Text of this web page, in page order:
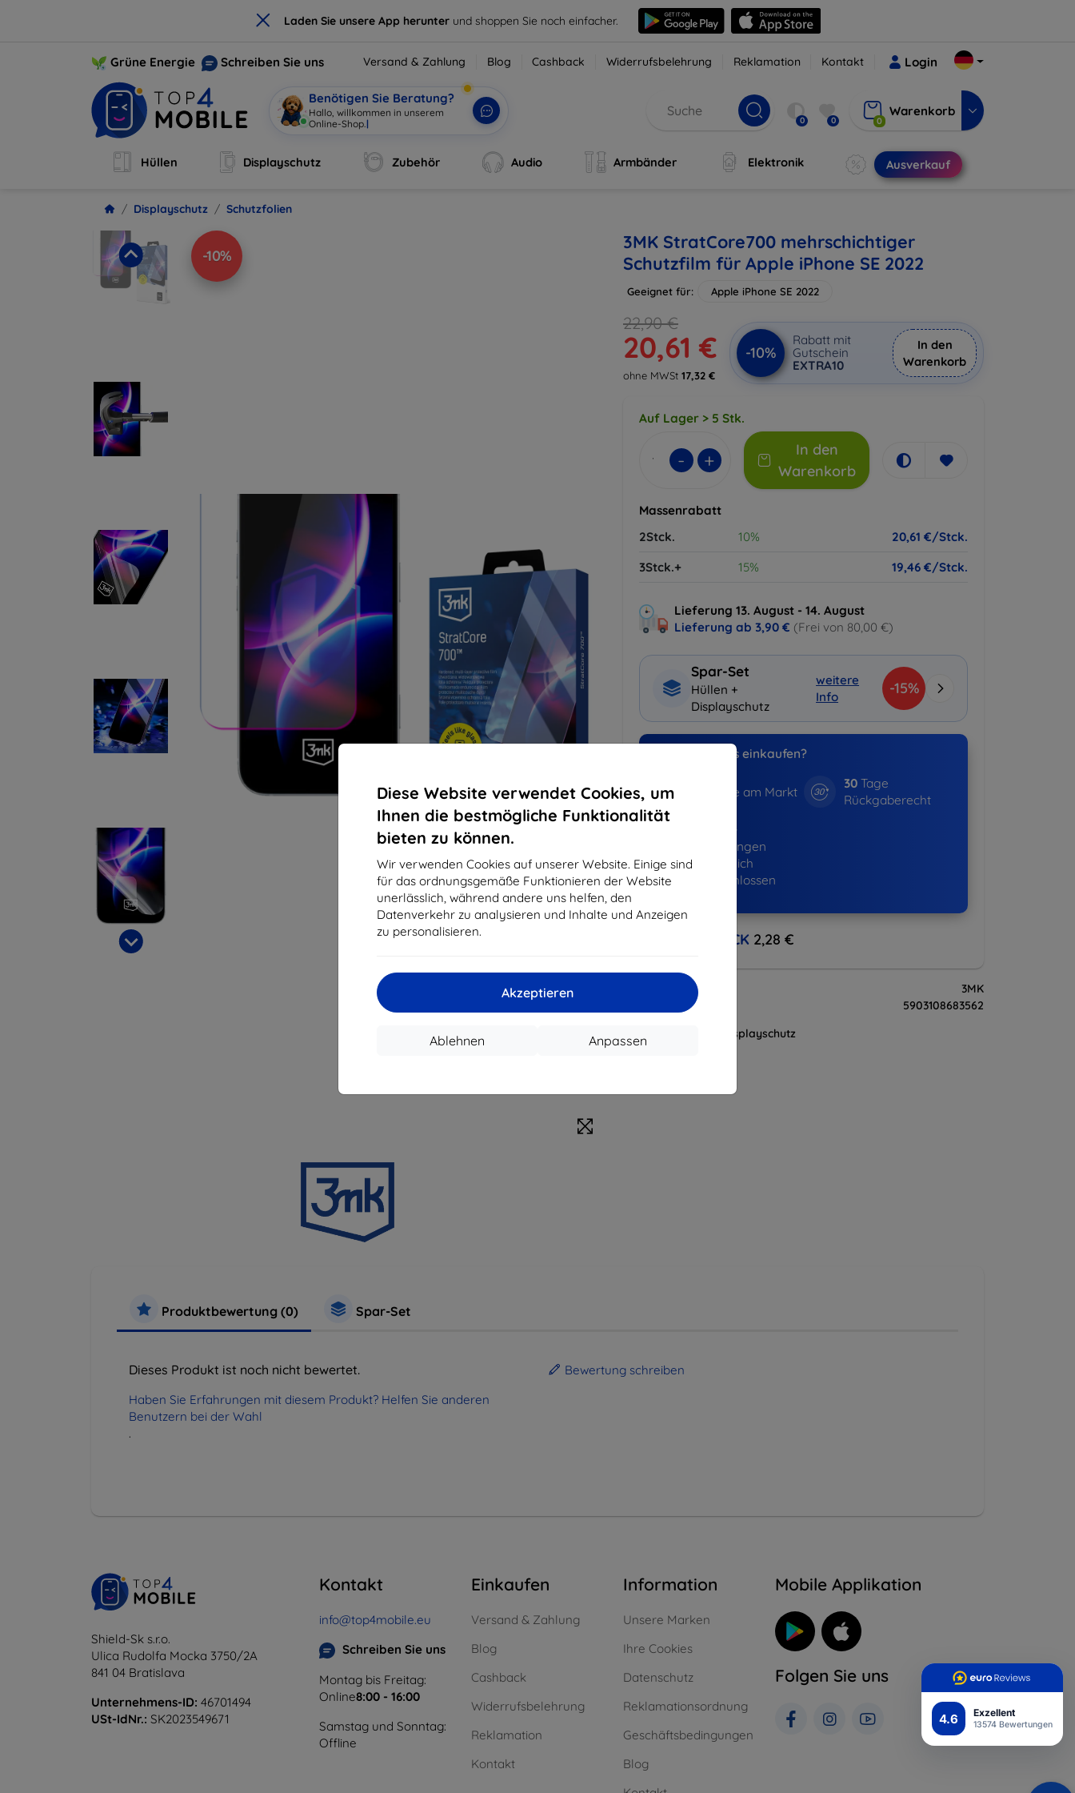
× Laden Sie unsere App herunter und shoppen Sie noch einfacher.
4.6 Exzellent
13574 Bewertungen
Diese Website verwendet Cookies, um
Ihnen die bestmögliche Funktionalität
bieten zu können.
Wir verwenden Cookies auf unserer Website. Einige sind
für das ordnungsgemäße Funktionieren der Website
unerlässlich, während andere uns helfen, den
Datenverkehr zu analysieren und Inhalte und Anzeigen
zu personalisieren.
Akzeptieren
Anpassen
Ablehnen
Grüne Energie Schreiben Sie uns Versand & Zahlung Blog Cashback Widerrufsbelehrung Reklamation Kontakt Login
Benötigen Sie Beratung?
Hallo, willkommen in unserem
Online-Shop. | 0 0 0
Warenkorb
Hüllen Displayschutz Zubehör Audio Armbänder Elektronik Ausverkauf
Displayschutz Schutzfolien
-10%
3MK StratCore700 mehrschichtiger
Schutzfilm für Apple iPhone SE 2022
Geeignet für: Apple iPhone SE 2022
22,90 €
20,61 €
ohne MWSt 17,32 €
-10%
Rabatt mit
Gutschein
EXTRA10
In den
Warenkorb
Auf Lager > 5 Stk.
- +
In den
Warenkorb
Massenrabatt
2Stck.
10%
20,61 €/Stck.
3Stck.+
15% 19,46 €/Stck.
Lieferung 13. August - 14. August
Lieferung ab 3,90 € (Frei von 80,00 €)
Spar-Set
Hüllen +
Displayschutz
weitere
Info
-15%
Warum bei uns einkaufen?
Jahre am Markt
30Tage
Rückgaberecht
819530+
Bestellungen
erfolgreich
abgeschlossen
CASHBACK 2,28 €
3MK
5903108683562
Displayschutz
Produktbewertung (0) Spar-Set
Dieses Produkt ist noch nicht bewertet.
Haben Sie Erfahrungen mit diesem Produkt? Helfen Sie anderen
Benutzern bei der Wahl
.
Bewertung schreiben
Shield-Sk s.r.o.
Ulica Rudolfa Mocka 3750/2A
841 04 Bratislava
Unternehmens-ID: 46701494
USt-IdNr.: SK2023549671
Kontakt
info@top4mobile.eu
Schreiben Sie uns
Montag bis Freitag:
Online8:00 - 16:00
Samstag und Sonntag:
Offline
Einkaufen
Versand & Zahlung
Blog
Cashback
Widerrufsbelehrung
Reklamation
Kontakt
Information
Unsere Marken
Ihre Cookies
Datenschutz
Reklamationsordnung
Geschäftsbedingungen
Blog
Mobile Applikation
Folgen Sie uns